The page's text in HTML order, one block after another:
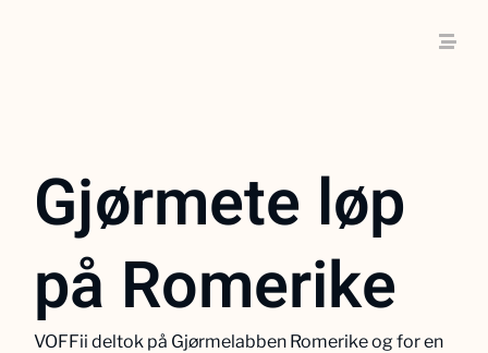
Gjørmete løp
på Romerike
VOFFii deltok på Gjørmelabben Romerike og for en